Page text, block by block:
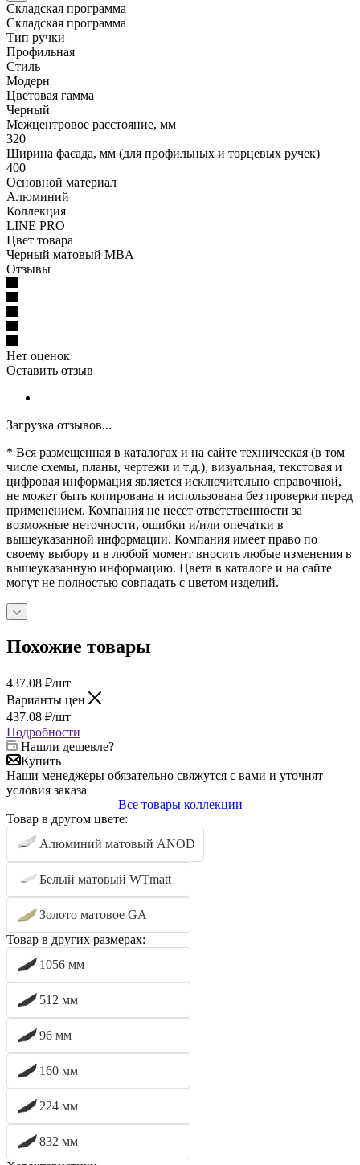
Складская программа
Складская программа
Тип ручки
Профильная
Стиль
Модерн
Цветовая гамма
Черный
Межцентровое расстояние, мм
320
Ширина фасада, мм (для профильных и торцевых ручек)
400
Основной материал
Алюминий
Коллекция
LINE PRO
Цвет товара
Черный матовый MBA
Отзывы
Нет оценок
Оставить отзыв
Загрузка отзывов...
* Вся размещенная в каталогах и на сайте техническая (в том
числе схемы, планы, чертежи и т.д.), визуальная, текстовая и
цифровая информация является исключительно справочной,
не может быть копирована и использована без проверки перед
применением. Компания не несет ответственности за
возможные неточности, ошибки и/или опечатки в
вышеуказанной информации. Компания имеет право по
своему выбору и в любой момент вносить любые изменения в
вышеуказанную информацию. Цвета в каталоге и на сайте
могут не полностью совпадать с цветом изделий.
Похожие товары
437.08 ₽/шт
Варианты цен
437.08 ₽/шт
Подробности
Нашли дешевле?
Купить
Наши менеджеры обязательно свяжутся с вами и уточнят
условия заказа
Все товары коллекции
Товар в другом цвете:
Алюминий матовый ANOD
Белый матовый WTmatt
Золото матовое GA
Товар в других размерах:
1056 мм
512 мм
96 мм
160 мм
224 мм
832 мм